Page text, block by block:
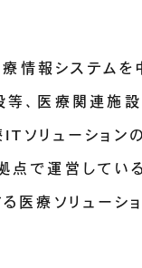
情報システムを
等、医療関連施
ソリューション
点で運営してい
医療ソリューシ